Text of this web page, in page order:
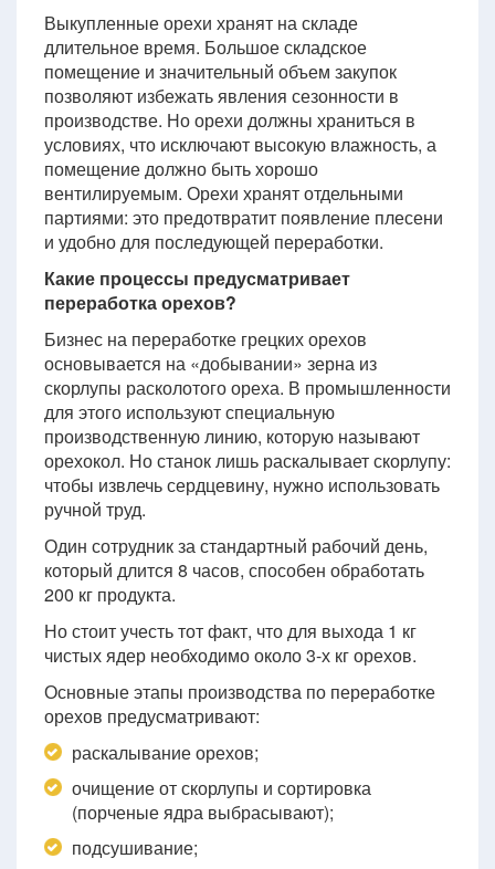
Выкупленные орехи хранят на складе
длительное время. Большое складское
помещение и значительный объем закупок
позволяют избежать явления сезонности в
производстве. Но орехи должны храниться в
условиях, что исключают высокую влажность, а
помещение должно быть хорошо
вентилируемым. Орехи хранят отдельными
партиями: это предотвратит появление плесени
и удобно для последующей переработки.
Какие процессы предусматривает
переработка орехов?
Бизнес на переработке грецких орехов
основывается на «добывании» зерна из
скорлупы расколотого ореха. В промышленности
для этого используют специальную
производственную линию, которую называют
орехокол. Но станок лишь раскалывает скорлупу:
чтобы извлечь сердцевину, нужно использовать
ручной труд.
Один сотрудник за стандартный рабочий день,
который длится 8 часов, способен обработать
200 кг продукта.
Но стоит учесть тот факт, что для выхода 1 кг
чистых ядер необходимо около 3-х кг орехов.
Основные этапы производства по переработке
орехов предусматривают:
раскалывание орехов;
очищение от скорлупы и сортировка
(порченые ядра выбрасывают);
подсушивание;